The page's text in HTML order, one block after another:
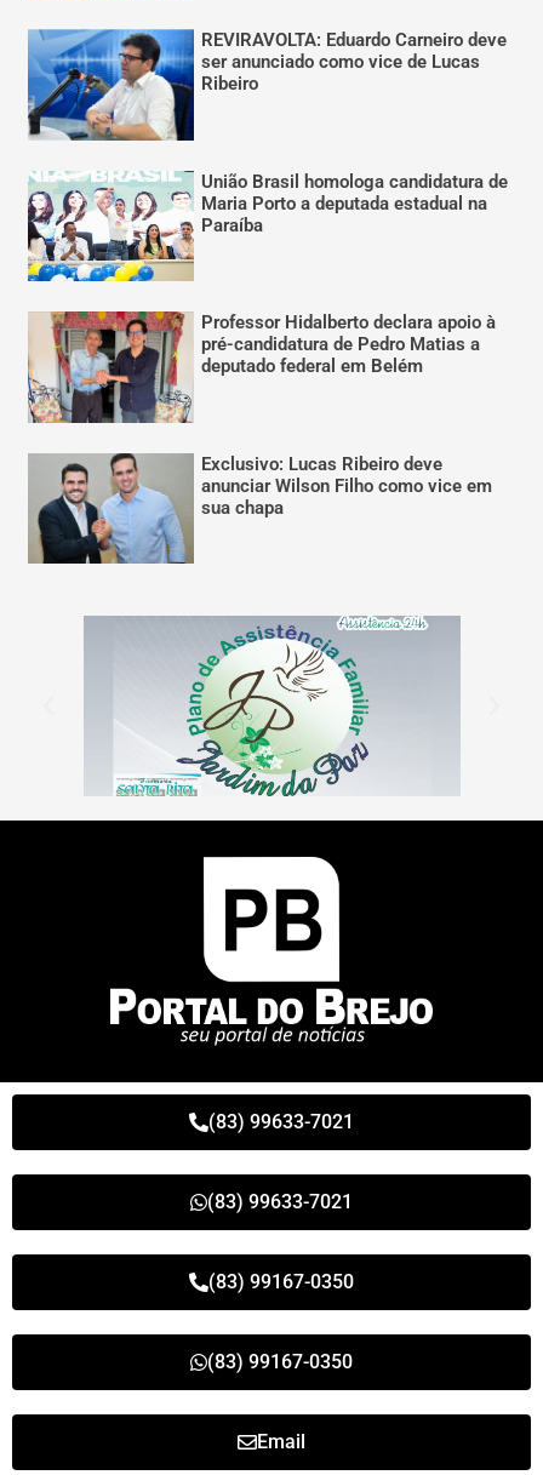
REVIRAVOLTA: Eduardo Carneiro deve
ser anunciado como vice de Lucas
Ribeiro
União Brasil homologa candidatura de
Maria Porto a deputada estadual na
Paraíba
Professor Hidalberto declara apoio à
pré-candidatura de Pedro Matias a
deputado federal em Belém
Exclusivo: Lucas Ribeiro deve
anunciar Wilson Filho como vice em
sua chapa
(83) 99633-7021
(83) 99633-7021
(83) 99167-0350
(83) 99167-0350
Email